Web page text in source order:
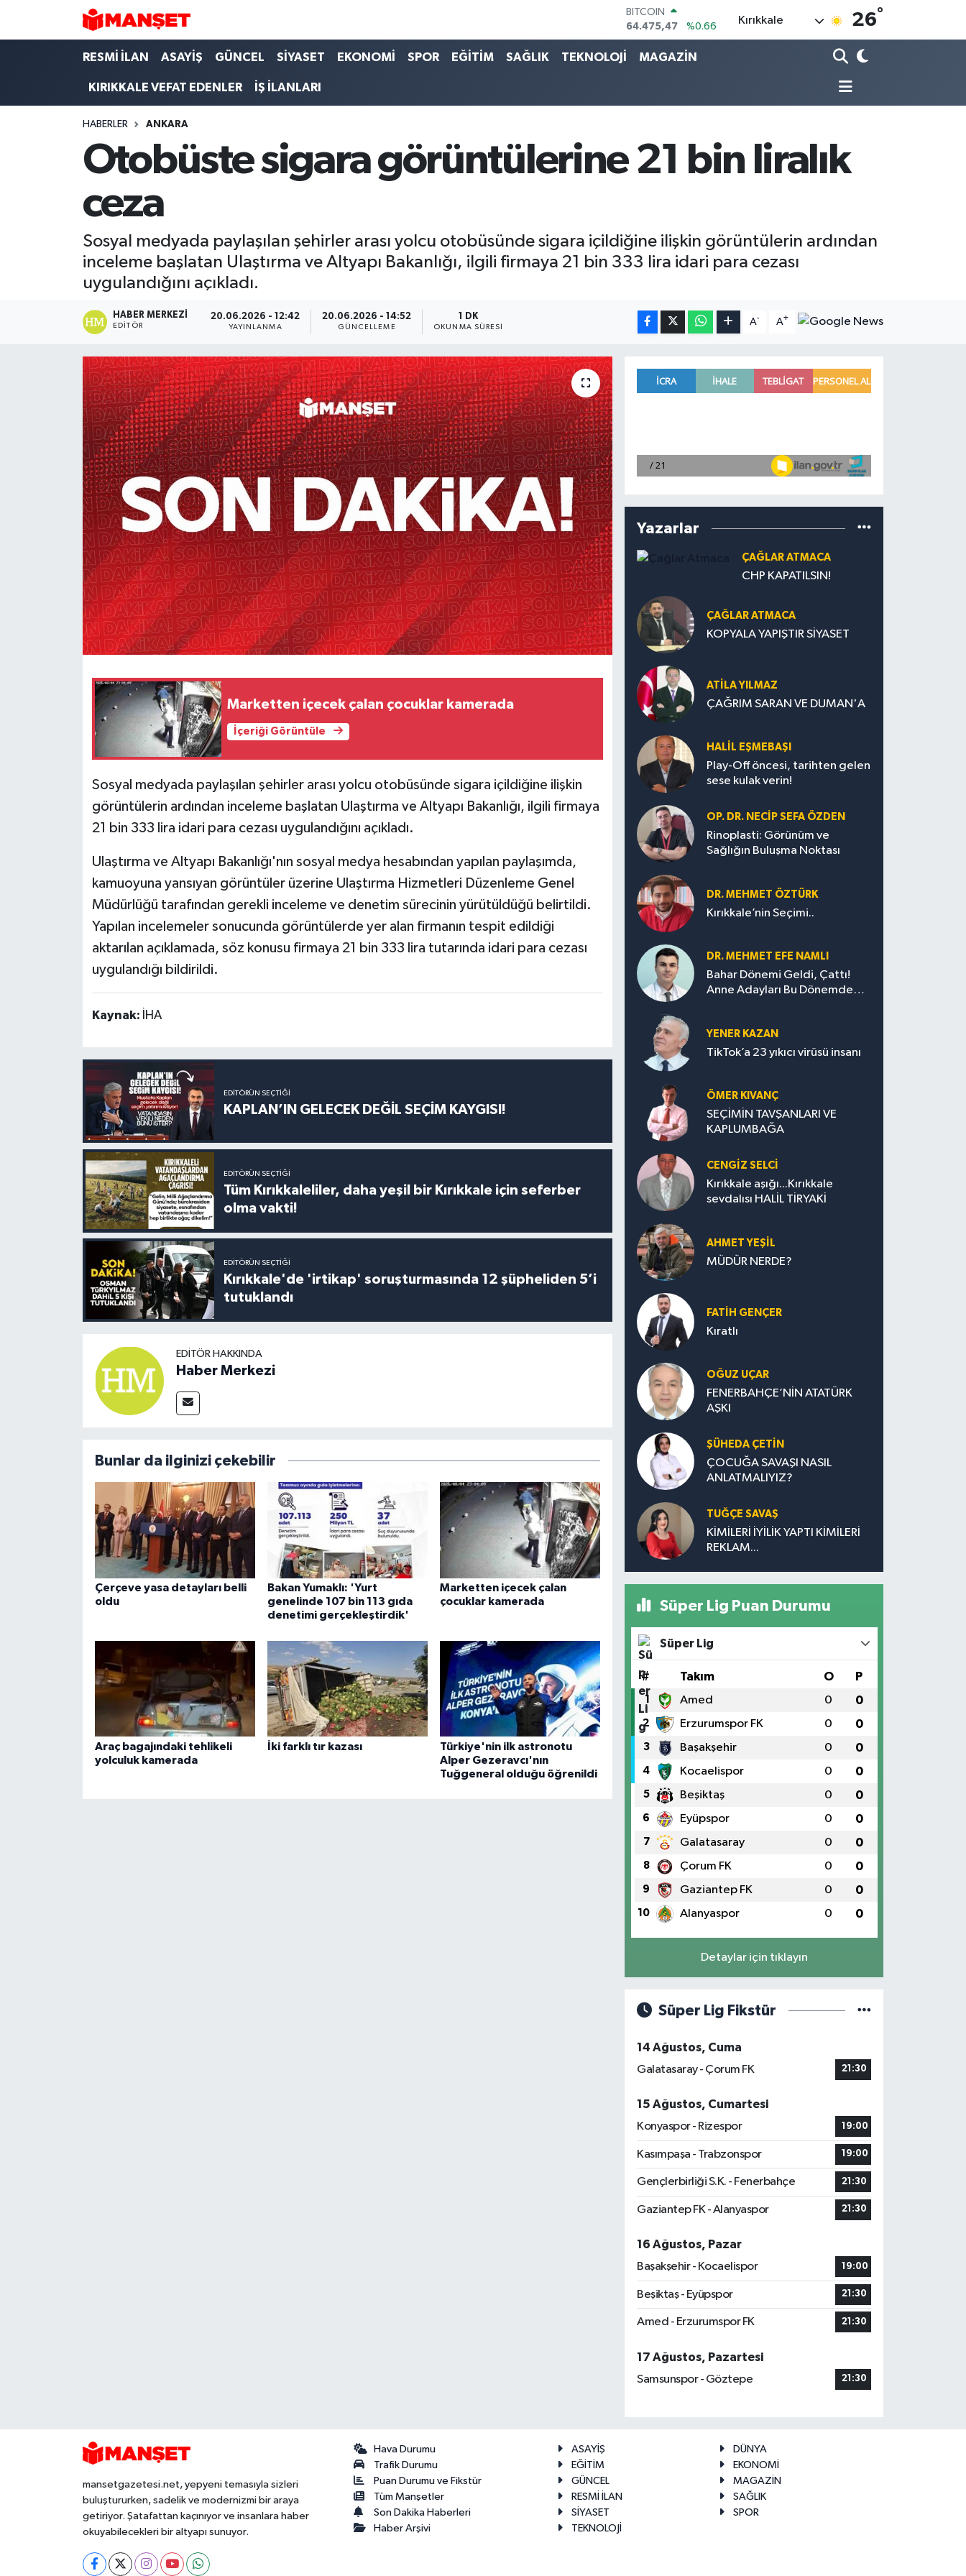
DOLAR
47,5986
%0.06
EURO
55,0700
%0.1
13.703
%0
Kırıkkale 26°
RESMİ İLAN ASAYİŞ GÜNCEL SİYASET EKONOMİ SPOR EĞİTİM SAĞLIK TEKNOLOJİ MAGAZİN
KIRIKKALE VEFAT EDENLER İŞ İLANLARI
HABERLER ANKARA
Otobüste sigara görüntülerine 21 bin liralık
ceza
Sosyal medyada paylaşılan şehirler arası yolcu otobüsünde sigara içildiğine ilişkin görüntülerin ardından
inceleme başlatan Ulaştırma ve Altyapı Bakanlığı, ilgili firmaya 21 bin 333 lira idari para cezası
uygulandığını açıkladı.
HABER MERKEZI
EDITÖR
20.06.2026 - 12:42
YAYINLANMA
20.06.2026 - 14:52
GÜNCELLEME
1 DK
OKUNMA SÜRESI
A- A+
Marketten içecek çalan çocuklar kamerada
İçeriği Görüntüle
Sosyal medyada paylaşılan şehirler arası yolcu otobüsünde sigara içildiğine ilişkin
görüntülerin ardından inceleme başlatan Ulaştırma ve Altyapı Bakanlığı, ilgili firmaya
21 bin 333 lira idari para cezası uygulandığını açıkladı.
Ulaştırma ve Altyapı Bakanlığı'nın sosyal medya hesabından yapılan paylaşımda,
kamuoyuna yansıyan görüntüler üzerine Ulaştırma Hizmetleri Düzenleme Genel
Müdürlüğü tarafından gerekli inceleme ve denetim sürecinin yürütüldüğü belirtildi.
Yapılan incelemeler sonucunda görüntülerde yer alan firmanın tespit edildiği
aktarılan açıklamada, söz konusu firmaya 21 bin 333 lira tutarında idari para cezası
uygulandığı bildirildi.
Kaynak: İHA
EDITÖRÜN SEÇTIĞI
KAPLAN’IN GELECEK DEĞİL SEÇİM KAYGISI!
EDITÖRÜN SEÇTIĞI
Tüm Kırıkkaleliler, daha yeşil bir Kırıkkale için seferber
olma vakti!
EDITÖRÜN SEÇTIĞI
Kırıkkale'de 'irtikap' soruşturmasında 12 şüpheliden 5’i
tutuklandı
EDITÖR HAKKINDA
Haber Merkezi
Bunlar da ilginizi çekebilir
Çerçeve yasa detayları belli
oldu
Bakan Yumaklı: 'Yurt
genelinde 107 bin 113 gıda
denetimi gerçekleştirdik'
Marketten içecek çalan
çocuklar kamerada
Araç bagajındaki tehlikeli
yolculuk kamerada
İki farklı tır kazası
Türkiye'nin ilk astronotu
Alper Gezeravcı'nın
Tuğgeneral olduğu öğrenildi
Yazarlar
ÇAĞLAR ATMACA
CHP KAPATILSIN!
ÇAĞLAR ATMACA
KOPYALA YAPIŞTIR SİYASET
ATILA YILMAZ
ÇAĞRIM SARAN VE DUMAN'A
HALIL EŞMEBAŞI
Play-Off öncesi, tarihten gelen
sese kulak verin!
OP. DR. NECIP SEFA ÖZDEN
Rinoplasti: Görünüm ve
Sağlığın Buluşma Noktası
DR. MEHMET ÖZTÜRK
Kırıkkale’nin Seçimi..
DR. MEHMET EFE NAMLI
Bahar Dönemi Geldi, Çattı!
Anne Adayları Bu Dönemde
YENER KAZAN
TikTok’a 23 yıkıcı virüsü insanı
ÖMER KIVANÇ
SEÇİMİN TAVŞANLARI VE
KAPLUMBAĞA
CENGİZ SELCİ
Kırıkkale aşığı...Kırıkkale
sevdalısı HALİL TİRYAKİ
AHMET YEŞİL
MÜDÜR NERDE?
FATIH GENÇER
Kıratlı
OĞUZ UÇAR
FENERBAHÇE’NİN ATATÜRK
AŞKI
ŞÜHEDA ÇETİN
ÇOCUĞA SAVAŞI NASIL
ANLATMALIYIZ?
TUĞÇE SAVAŞ
KİMİLERİ İYİLİK YAPTI KİMİLERİ
REKLAM...
Süper Lig Puan Durumu
Süper Lig
# Takım O P
1 Amed 0 0
2 Erzurumspor FK 0 0
3 Başakşehir 0 0
4 Kocaelispor 0 0
5 Beşiktaş 0 0
6 Eyüpspor 0 0
7 Galatasaray 0 0
8 Çorum FK 0 0
9 Gaziantep FK 0 0
10 Alanyaspor 0 0
Detaylar için tıklayın
Süper Lig Fikstür
14 Ağustos, Cuma
Galatasaray - Çorum FK
21:30
15 Ağustos, Cumartesi
Konyaspor - Rizespor
19:00
Kasımpaşa - Trabzonspor 19:00
Gençlerbirliği S.K. - Fenerbahçe 21:30
Gaziantep FK - Alanyaspor 21:30
16 Ağustos, Pazar
Başakşehir - Kocaelispor
19:00
Beşiktaş - Eyüpspor 21:30
Amed - Erzurumspor FK 21:30
17 Ağustos, Pazartesi
Samsunspor - Göztepe
21:30
mansetgazetesi.net, yepyeni temasıyla sizleri
buluştururken, sadelik ve modernizmi bir araya
getiriyor. Şatafattan kaçınıyor ve insanlara haber
okuyabilecekleri bir altyapı sunuyor.
Hava Durumu
Trafik Durumu
Puan Durumu ve Fikstür
Tüm Manşetler
Son Dakika Haberleri
Haber Arşivi
ASAYİŞ
DÜNYA
EĞİTİM
EKONOMİ
GÜNCEL
MAGAZİN
RESMİ İLAN
SAĞLIK
SİYASET
SPOR
TEKNOLOJİ
Hava Durumu
Trafik Durumu
Süper Lig Puan Durumu ve Fikstür
Tüm Manşetler
Son Dakika Haberleri
Haber Arşivi